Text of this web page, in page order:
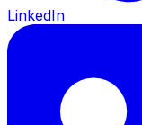
LinkedIn